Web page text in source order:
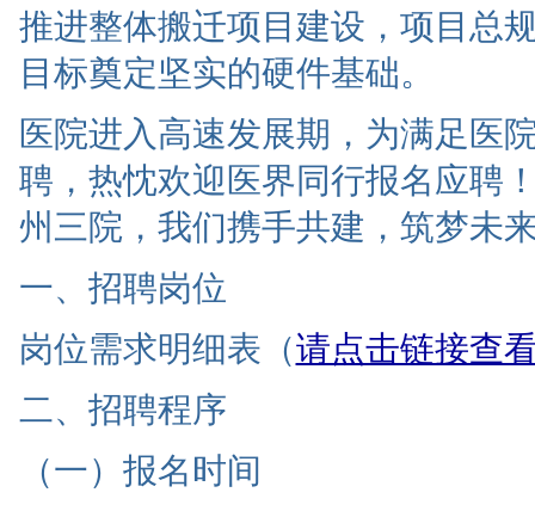
推进整体搬迁项目建设，项目总
目标奠定坚实的硬件基础。
医院进入高速发展期，为满足医
聘，热忱欢迎医界同行报名应聘
州三院，我们携手共建，筑梦未
一、招聘岗位
岗位需求明细表（请点击链接查
二、招聘程序
（一）报名时间